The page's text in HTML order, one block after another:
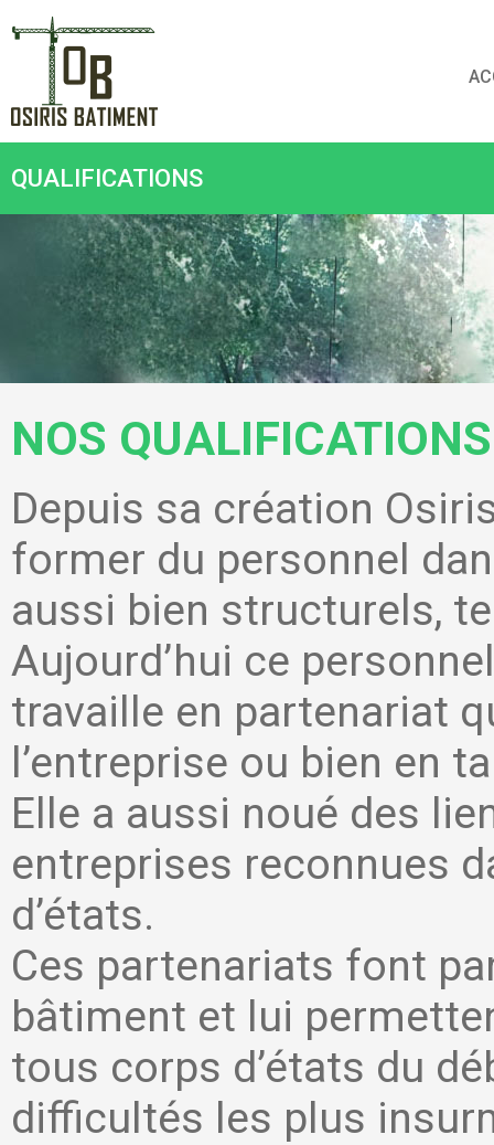
QUALIFICATIONS
NOS QUALIFICATIONS
Depuis sa création
former du personnel
aussi bien structurels,
Aujourd’hui ce
travaille en partenariat
l’entreprise ou bien en
Elle a aussi noué des
entreprises reconnues
d’états.
Ces partenariats font
bâtiment et lui
tous corps d’états du
difficultés les plus